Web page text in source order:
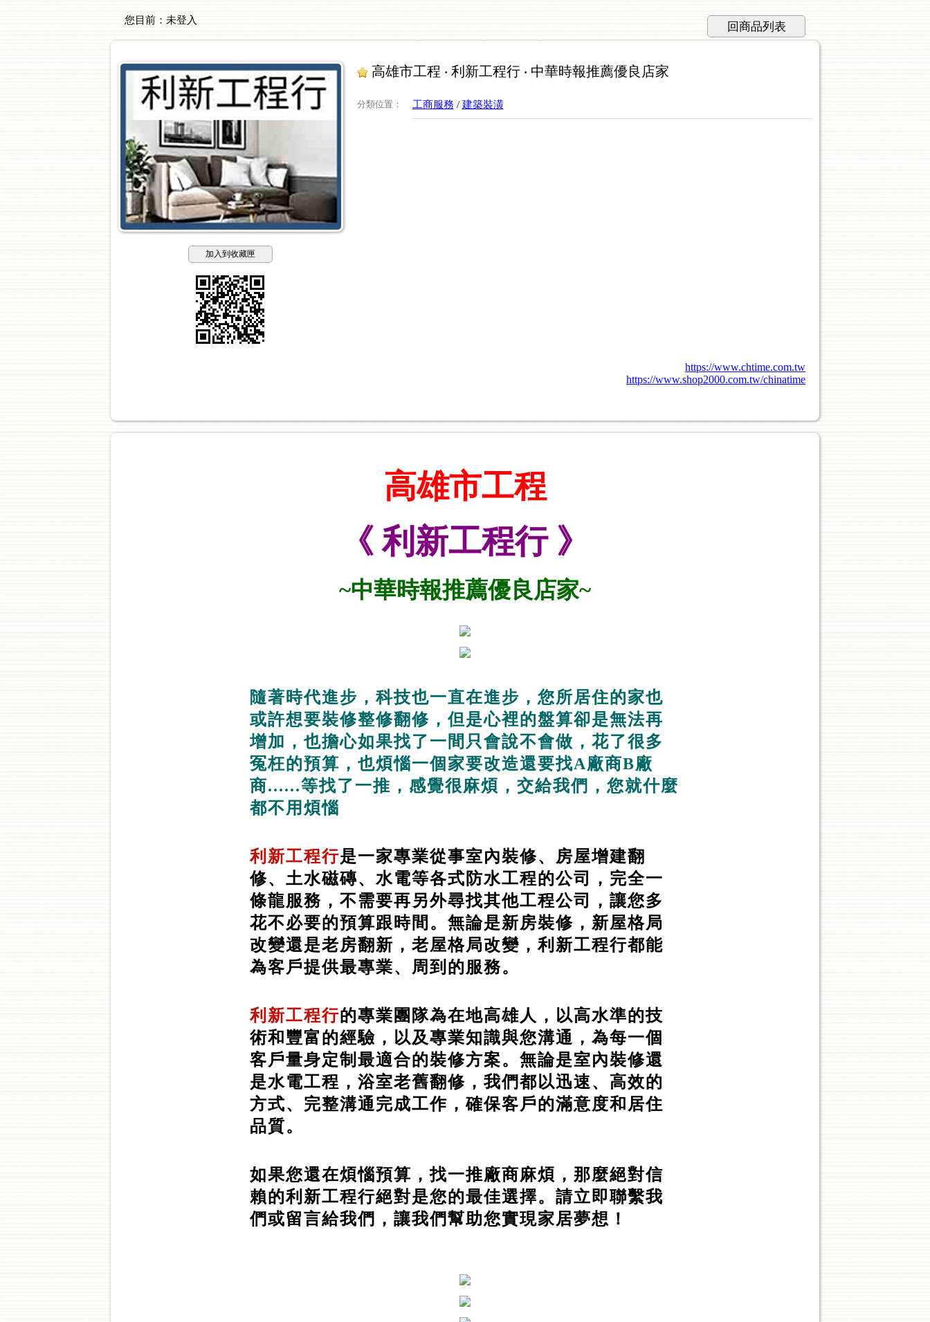
您目前： 未登入 回商品列表
加入到收藏匣
高雄市工程 ‧ 利新工程行 ‧ 中華時報推薦優良店家
分類位置 ： 工商服務 / 建築裝潢
https://www.chtime.com.tw
https://www.shop2000.com.tw/chinatime
高雄市工程
《 利新工程行 》
~中華時報推薦優良店家~
隨著時代進步，科技也一直在進步，您所居住的家也
或許想要裝修整修翻修，但是心裡的盤算卻是無法再
增加，也擔心如果找了一間只會說不會做，花了很多
冤枉的預算，也煩惱一個家要改造還要找A廠商B廠
商......等找了一推，感覺很麻煩，交給我們，您就什麼
都不用煩惱
利新工程行是一家專業從事室內裝修、房屋增建翻
修、土水磁磚、水電等各式防水工程的公司，完全一
條龍服務，不需要再另外尋找其他工程公司，讓您多
花不必要的預算跟時間。無論是新房裝修，新屋格局
改變還是老房翻新，老屋格局改變，利新工程行都能
為客戶提供最專業、周到的服務。
利新工程行的專業團隊為在地高雄人，以高水準的技
術和豐富的經驗，以及專業知識與您溝通，為每一個
客戶量身定制最適合的裝修方案。無論是室內裝修還
是水電工程，浴室老舊翻修，我們都以迅速、高效的
方式、完整溝通完成工作，確保客戶的滿意度和居住
品質。
如果您還在煩惱預算，找一推廠商麻煩，那麼絕對信
賴的利新工程行絕對是您的最佳選擇。請立即聯繫我
們或留言給我們，讓我們幫助您實現家居夢想！